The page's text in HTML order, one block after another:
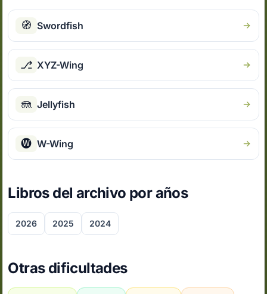
🧭 Swordfish
⎇ XYZ-Wing
🪼 Jellyfish
🅦 W-Wing
Libros del archivo por años
2026 2025 2024
Otras dificultades